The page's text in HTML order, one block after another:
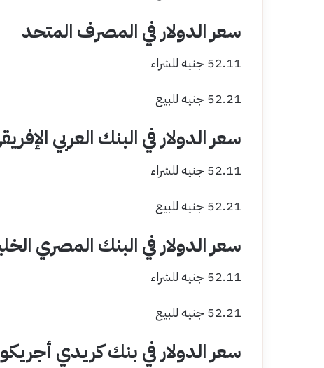
سعر الدولار في المصرف المتحد
52.11 جنيه للشراء
52.21 جنيه للبيع
سعر الدولار في البنك العربي
52.11 جنيه للشراء
52.21 جنيه للبيع
سعر الدولار في البنك المصري
52.11 جنيه للشراء
52.21 جنيه للبيع
سعر الدولار في بنك كريدي